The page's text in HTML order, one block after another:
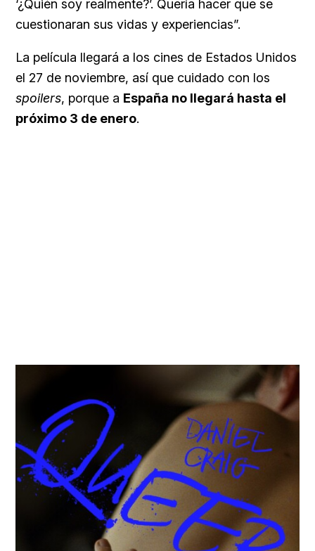
‘¿Quién soy realmente?’. Quería hacer que se
cuestionaran sus vidas y experiencias”.
La película llegará a los cines de Estados Unidos
el 27 de noviembre, así que cuidado con los
spoilers, porque a España no llegará hasta el
próximo 3 de enero.